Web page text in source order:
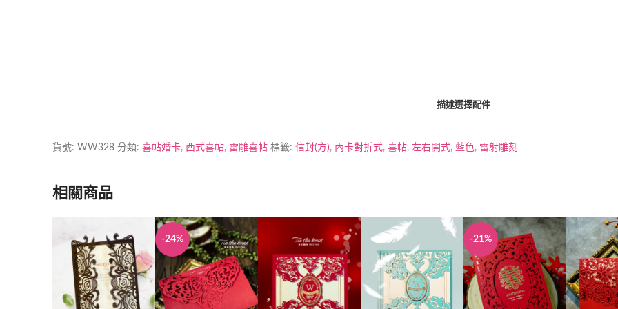
描述選擇配件
貨號: WW328 分類: 喜帖婚卡, 西式喜帖, 雷雕喜帖 標籤: 信封(方), 內卡對折式, 喜帖, 左右開式, 藍色, 雷射雕刻
相關商品
-24% -21%